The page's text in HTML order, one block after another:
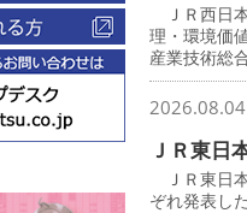
ＪＲ西日
理・環境価
産業技術総
2026.08.04
ＪＲ東日
ＪＲ東日
ぞれ発表した